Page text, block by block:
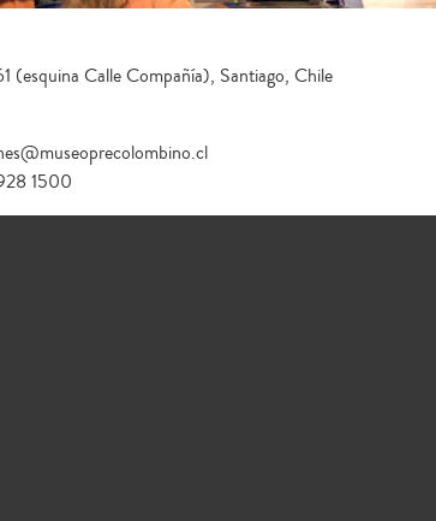
(esquina Calle Compañía), Santiago, Chile
1500